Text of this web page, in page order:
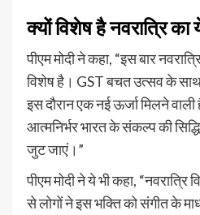
क्यों विशेष है नवरात्रि
पीएम मोदी ने कहा, “इस बार
विशेष है। GST बचत उत्सव के
इस दौरान एक नई ऊर्जा मिलने
आत्मनिर्भर भारत के संकल्प की
जुट जाएं।”
पीएम मोदी ने ये भी कहा, “नवरात्रि
से लोगों ने इस भक्ति को संगीत के